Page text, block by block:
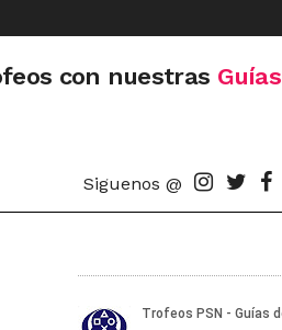
con nuestras Guías
Siguenos @